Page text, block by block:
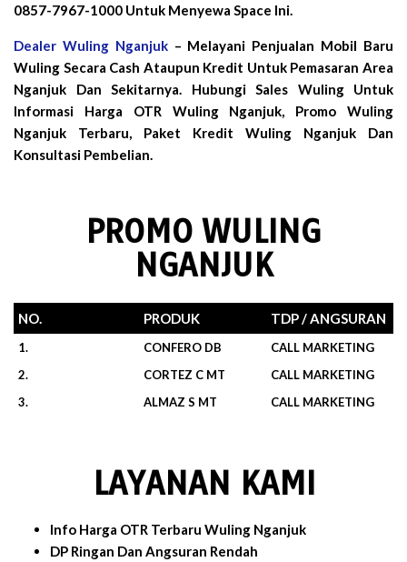
0857-7967-1000 Untuk Menyewa Space Ini.
Dealer Wuling Nganjuk– Melayani Penjualan Mobil Baru
Wuling Secara Cash Ataupun Kredit Untuk Pemasaran Area
Nganjuk Dan Sekitarnya. Hubungi Sales Wuling Untuk
Informasi Harga OTR Wuling Nganjuk, Promo Wuling
Nganjuk Terbaru, Paket Kredit Wuling Nganjuk Dan
Konsultasi Pembelian.
PROMO WULING
NGANJUK
NO. PRODUK TDP / ANGSURAN
1. CONFERO DB
CALL MARKETING
2.
CORTEZ C MT
CALL MARKETING
3.
ALMAZ S MT CALL MARKETING
LAYANAN KAMI
Info Harga OTR Terbaru Wuling Nganjuk
DP Ringan Dan Angsuran Rendah